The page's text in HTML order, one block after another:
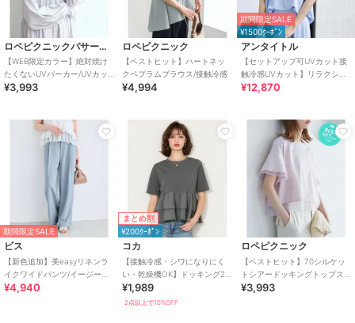
ロペピクニックパサージュ
【WEB限定カラー】絶対焼け
たくないUVパーカー/UVカッ
ト・接触冷感
¥3,993
ロペピクニック
【ベストヒット】ハートネッ
クペプラムブラウス/接触冷感
¥4,994
期間限定SALE
¥1500ｸｰﾎﾟﾝ
アンタイトル
【セットアップ可UVカット接
触冷感UVカット】リラクシー
キーVネックブラウス
¥12,870
期間限定SALE
ビス
【新色追加】美easyリネンラ
イクワイドパンツ/イージーケ
ア・接触冷感・セットアップ
¥4,940
まとめ割
¥200ｸｰﾎﾟﾝ
コカ
【接触冷感・シワになりにく
い・乾燥機OK】ドッキング2
段フリルTシャツ 全2色
¥1,989
2点以上で10%OFF
ロペピクニック
【ベストヒット】70シルケッ
トシアードッキングトップス/
着丈が選べる・UVカット・接
¥3,993